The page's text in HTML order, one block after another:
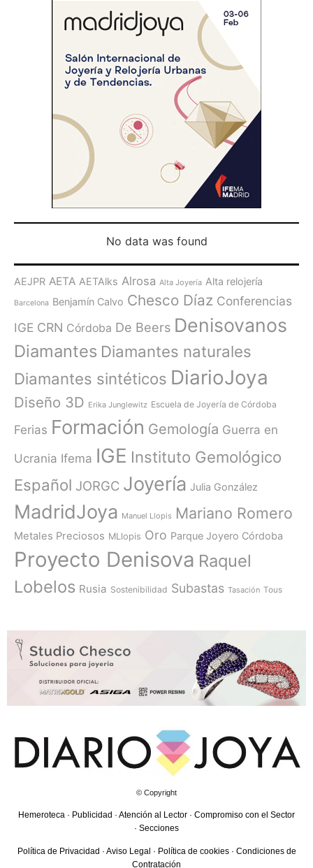
No data was found
AEJPR AETA AETAlks Alrosa Alta Joyería Alta relojería
Barcelona Benjamín Calvo Chesco Díaz Conferencias
IGE CRN Córdoba De Beers Denisovanos
Diamantes Diamantes naturales
Diamantes sintéticos DiarioJoya
Diseño 3D Erika Junglewitz Escuela de Joyería de Córdoba
Ferias Formación Gemología Guerra en
Ucrania Ifema IGE Instituto Gemológico
Español JORGC Joyería Julia González
MadridJoya Manuel Llopis Mariano Romero
Metales Preciosos MLlopis Oro Parque Joyero Córdoba
Proyecto Denisova Raquel
Lobelos Rusia Sostenibilidad Subastas Tasación Tous
© Copyright
Hemeroteca · Publicidad · Atención al Lector · Compromiso con el Sector
· Secciones
Política de Privacidad · Aviso Legal · Política de cookies· Condiciones de
Contratación